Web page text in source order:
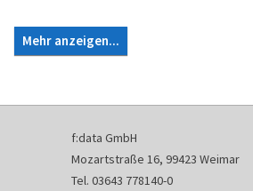
Mehr anzeigen...
f:data GmbH
Mozartstraße 16, 99423 Weimar
Tel. 03643 778140-0